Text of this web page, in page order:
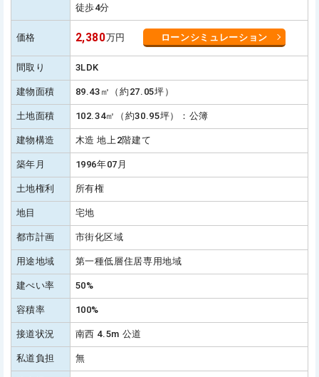
徒歩4分
価格 2,380万円 ローンシミュレーション
間取り 3LDK
建物面積 89.43㎡（約27.05坪）
土地面積 102.34㎡（約30.95坪）：公簿
建物構造 木造 地上2階建て
築年月 1996年07月
土地権利 所有権
地目 宅地
都市計画 市街化区域
用途地域 第一種低層住居専用地域
建ぺい率 50%
容積率 100%
接道状況 南西 4.5m 公道
私道負担 無